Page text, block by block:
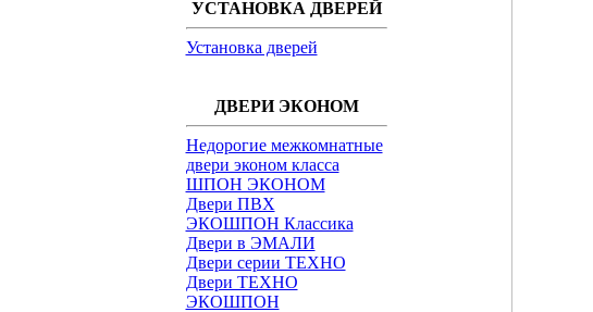
УСТАНОВКА ДВЕРЕЙ
Установка дверей
ДВЕРИ ЭКОНОМ
Недорогие межкомнатные
двери эконом класса
ШПОН ЭКОНОМ
Двери ПВХ
ЭКОШПОН Классика
Двери в ЭМАЛИ
Двери серии ТЕХНО
Двери ТЕХНО
ЭКОШПОН